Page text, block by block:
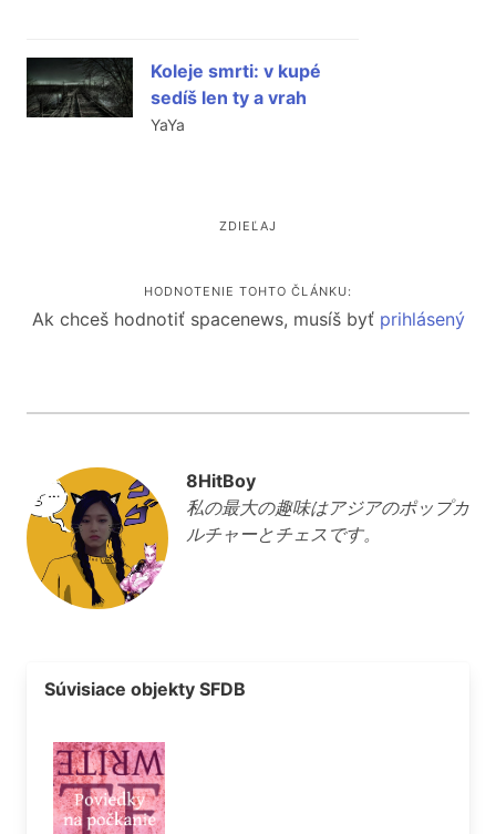
Koleje smrti: v kupé
sedíš len ty a vrah
YaYa
ZDIEĽAJ
HODNOTENIE TOHTO ČLÁNKU:
Ak chceš hodnotiť spacenews, musíš byť prihlásený
8HitBoy
私の最大の趣味はアジアのポップカ
ルチャーとチェスです。
Súvisiace objekty SFDB